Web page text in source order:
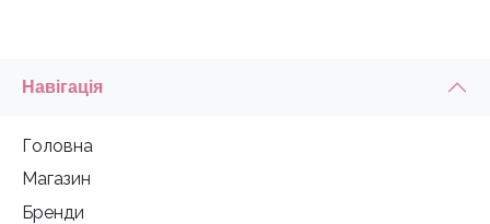
Навігація
Головна
Магазин
Бренди